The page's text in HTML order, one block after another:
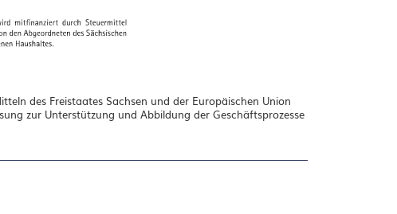
des Freistaates Sachsen und der Europäischen Union
zur Unterstützung und Abbildung der Geschäftsprozesse